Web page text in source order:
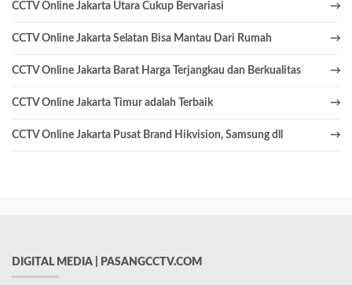
CCTV Online Jakarta Utara Cukup Bervariasi
CCTV Online Jakarta Selatan Bisa Mantau Dari Rumah
CCTV Online Jakarta Barat Harga Terjangkau dan Berkualitas
CCTV Online Jakarta Timur adalah Terbaik
CCTV Online Jakarta Pusat Brand Hikvision, Samsung dll
DIGITAL MEDIA | PASANGCCTV.COM